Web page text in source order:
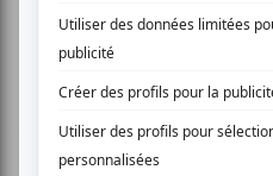
dépouillé, une voix juste,
L’artiste accompagnée de
son répertoire de
6 plages de son album. Ce